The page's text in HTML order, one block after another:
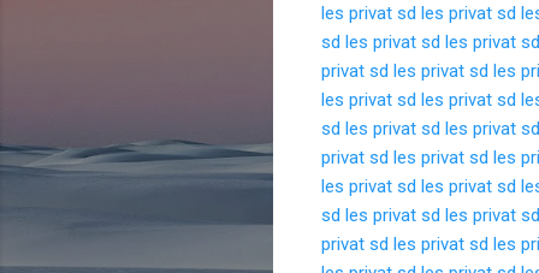
les privat sd les privat sd
sd les privat sd les privat sd
privat sd les privat sd les
les privat sd les privat sd
sd les privat sd les privat sd
privat sd les privat sd les
les privat sd les privat sd
sd les privat sd les privat sd
privat sd les privat sd les